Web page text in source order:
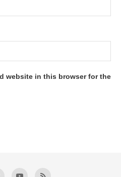
website in this browser for the